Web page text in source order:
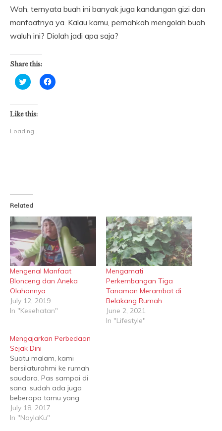
Wah, ternyata buah ini banyak juga kandungan gizi dan
manfaatnya ya. Kalau kamu, pernahkah mengolah buah
waluh ini? Diolah jadi apa saja?
Share this:
Click
to
Twitter
(Opens
in
window)
Click
to
Like this:
Loading...
Related
Mengenal Manfaat
Blonceng dan Aneka
Olahannya
July 12, 2019
In "Kesehatan"
Mengamati
Perkembangan Tiga
Tanaman Merambat di
Belakang Rumah
June 2, 2021
In "Lifestyle"
Mengajarkan Perbedaan
Sejak Dini
Suatu malam, kami
bersilaturahmi ke rumah
saudara. Pas sampai di
sana, sudah ada juga
beberapa tamu yang
sudah duluan sampai.
Usai bersalaman dengan
July 18, 2017
In "NaylaKu"